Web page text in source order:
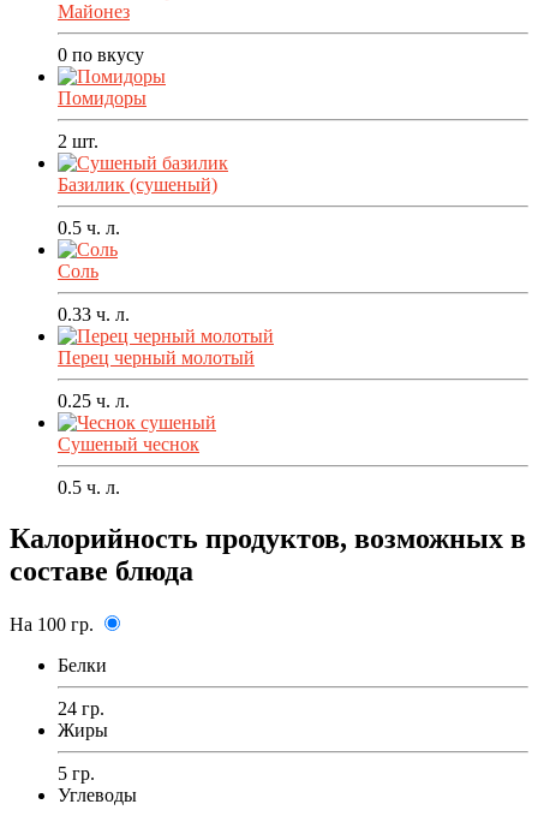
Майонез
0 по вкусу
Помидоры
2 шт.
Базилик (сушеный)
0.5 ч. л.
Соль
0.33 ч. л.
Перец черный молотый
0.25 ч. л.
Сушеный чеснок
0.5 ч. л.
Калорийность продуктов, возможных в
составе блюда
На 100 гр.
Белки
24 гр.
Жиры
5 гр.
Углеводы